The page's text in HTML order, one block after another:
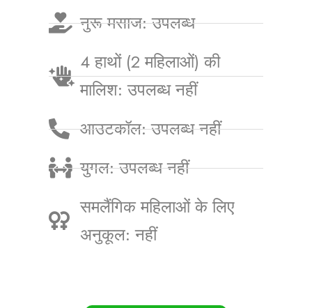
नुरू मसाज: उपलब्ध
4 हाथों (2 महिलाओं) की
मालिश: उपलब्ध नहीं
आउटकॉल: उपलब्ध नहीं
युगल: उपलब्ध नहीं
समलैंगिक महिलाओं के लिए
अनुकूल: नहीं